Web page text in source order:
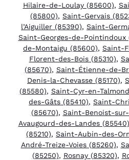
Hilaire-de-Loulay (85600),
(85800), Saint-Gervais
l’Aiguiller (85390), Saint-
Saint-Georges-de-Pointindoux
de-Montaigu (85600), Saint-
Florent-des-Bois (85310),
(85670), Saint-Étienne-de-
Denis-la-Chevasse (85170),
(85580), Saint-Cyr-en-
des-Gâts (85410), Saint-
(85670), Saint-Benoist-
Avaugourd-des-Landes (85540)
(85210), Saint-Aubin-des-
André-Treize-Voies (85260),
(85250), Rosnay (85320),